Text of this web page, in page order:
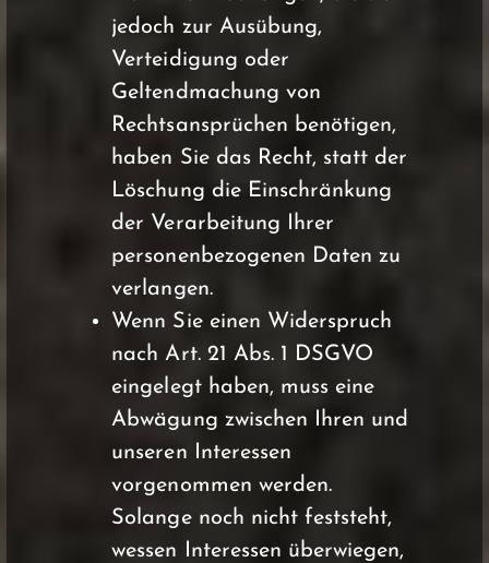
jedoch zur Ausübung,
Verteidigung oder
Geltendmachung von
Rechtsansprüchen benötigen,
haben Sie das Recht, statt der
Löschung die Einschränkung
der Verarbeitung Ihrer
personenbezogenen Daten zu
verlangen.
Wenn Sie einen Widerspruch
nach Art. 21 Abs. 1 DSGVO
eingelegt haben, muss eine
Abwägung zwischen Ihren und
unseren Interessen
vorgenommen werden.
Solange noch nicht feststeht,
wessen Interessen überwiegen,